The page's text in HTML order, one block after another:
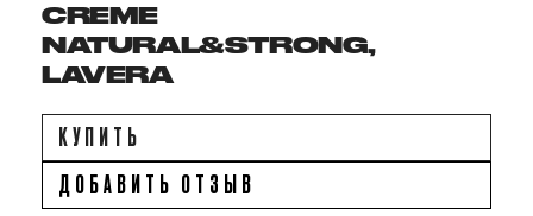
CREME
NATURAL&STRONG,
LAVERA
КУПИТЬ
ДОБАВИТЬ ОТЗЫВ